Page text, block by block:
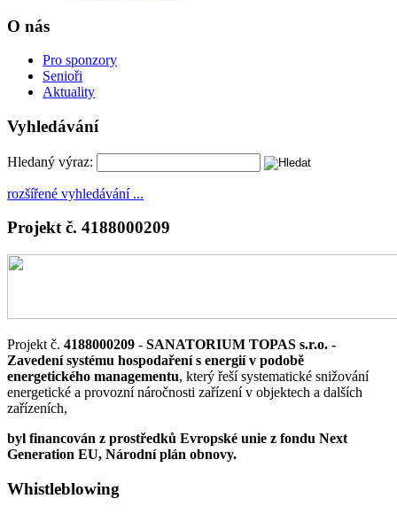
O nás
Pro sponzory
Senioři
Aktuality
Vyhledávání
Hledaný výraz:
rozšířené vyhledávání ...
Projekt č. 4188000209
Projekt č. 4188000209 - SANATORIUM TOPAS s.r.o. -
Zavedení systému hospodaření s energií v podobě
energetického managementu, který řeší systematické snižování
energetické a provozní náročnosti zařízení v objektech a dalších
zařízeních,
byl financován z prostředků Evropské unie z fondu Next
Generation EU, Národní plán obnovy.
Whistleblowing